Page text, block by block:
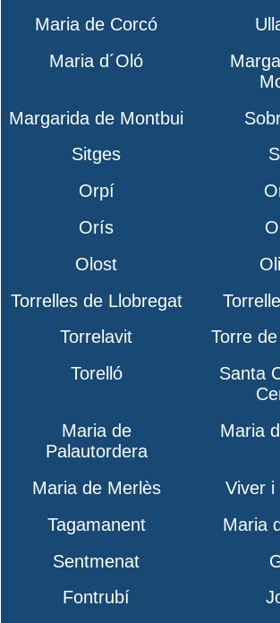
Maria de Corcó
Maria d´Oló
Margarida de Montbui
Sitges
Orpí
Orís
Olost
Torrelles de Llobregat
Torrelavit
Torre
Torelló
Santa
Maria de
Palautordera
Maria
Maria de Merlès
Viver i
Tagamanent
Maria
Sentmenat
Fontrubí